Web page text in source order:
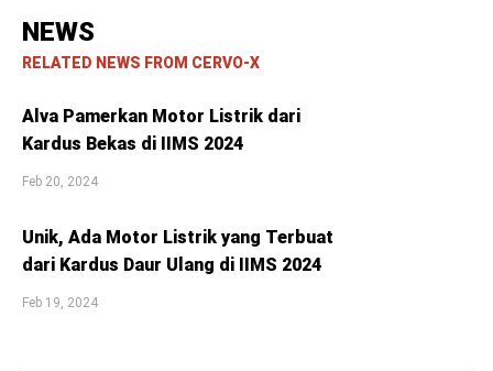
NEWS
RELATED NEWS FROM CERVO-X
Alva Pamerkan Motor Listrik dari
Kardus Bekas di IIMS 2024
Feb 20, 2024
Unik, Ada Motor Listrik yang Terbuat
dari Kardus Daur Ulang di IIMS 2024
Feb 19, 2024